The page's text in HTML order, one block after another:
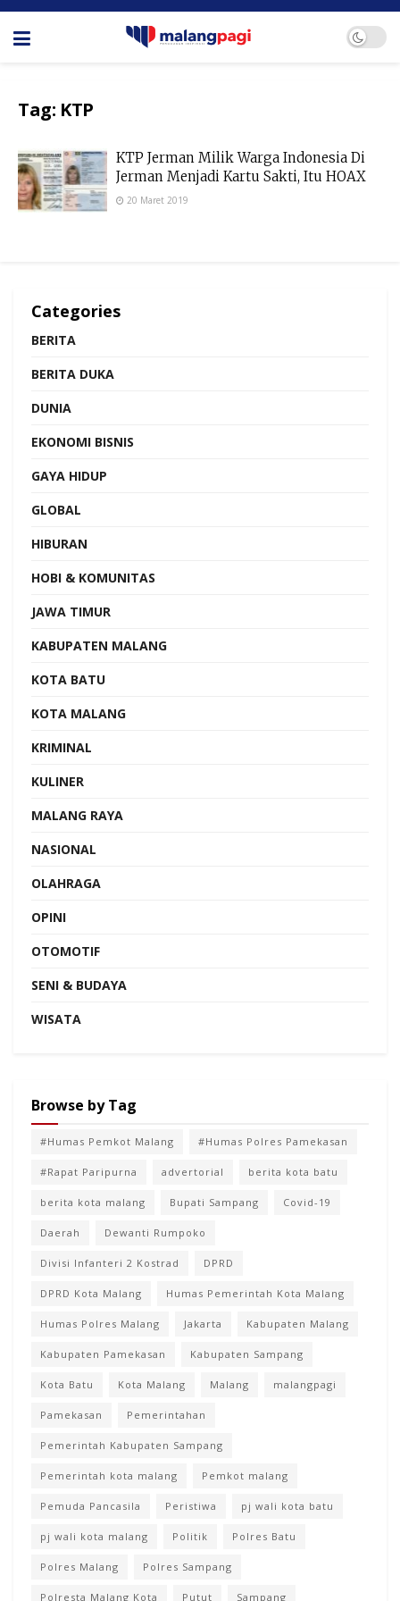
Tag: KTP
KTP Jerman Milik Warga Indonesia Di
Jerman Menjadi Kartu Sakti, Itu HOAX
20 Maret 2019
Categories
BERITA
BERITA DUKA
DUNIA
EKONOMI BISNIS
GAYA HIDUP
GLOBAL
HIBURAN
HOBI & KOMUNITAS
JAWA TIMUR
KABUPATEN MALANG
KOTA BATU
KOTA MALANG
KRIMINAL
KULINER
MALANG RAYA
NASIONAL
OLAHRAGA
OPINI
OTOMOTIF
SENI & BUDAYA
WISATA
Browse by Tag
#Humas Pemkot Malang #Humas Polres Pamekasan
#Rapat Paripurna advertorial berita kota batu
berita kota malang Bupati Sampang Covid-19
Daerah Dewanti Rumpoko
Divisi Infanteri 2 Kostrad DPRD
DPRD Kota Malang Humas Pemerintah Kota Malang
Humas Polres Malang Jakarta Kabupaten Malang
Kabupaten Pamekasan Kabupaten Sampang
Kota Batu Kota Malang Malang malangpagi
Pamekasan Pemerintahan
Pemerintah Kabupaten Sampang
Pemerintah kota malang Pemkot malang
Pemuda Pancasila Peristiwa pj wali kota batu
pj wali kota malang Politik Polres Batu
Polres Malang Polres Sampang
Polresta Malang Kota Putut Sampang